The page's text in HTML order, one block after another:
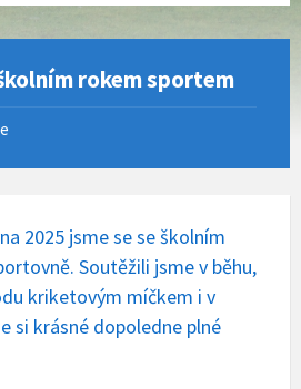
rokem sportem
2025 jsme se se školním
Soutěžili jsme v běhu,
kriketovým míčkem i v
si krásné dopoledne plné